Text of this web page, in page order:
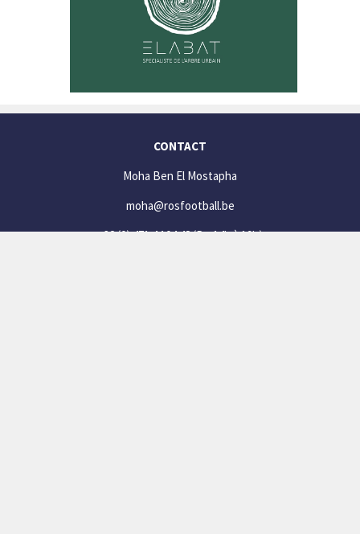
CONTACT
Moha Ben El Mostapha
moha@rosfootball.be
+32 (0) 471 44 04 48(De 14h à 19h)